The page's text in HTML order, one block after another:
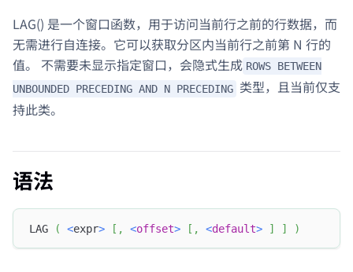
LAG() 是一个窗口函数，用于访问当前行之前的行数据，而
无需进行自连接。它可以获取分区内当前行之前第 N 行的
值。 不需要未显示指定窗口，会隐式生成 ROWS BETWEEN
UNBOUNDED PRECEDING AND N PRECEDING 类型，且当前仅支
持此类。
语法
LAG ( <expr> [ , <offset> [ , <default> ] ] )